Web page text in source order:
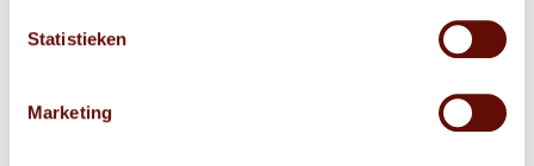
Statistieken
Marketing